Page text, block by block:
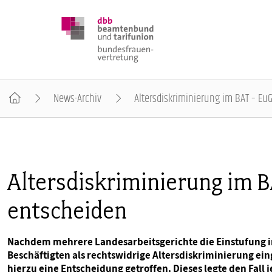
BUNDESTAGSWAHL 2025
POSITIONEN
SCHWERPUNKTTHEMEN
News-Archiv Altersdiskriminierung im BAT –
Altersdiskriminierung im
entscheiden
Nachdem mehrere Landesarbeitsgerichte die Einstufung
Beschäftigten als rechtswidrige Altersdiskriminierung
hierzu eine Entscheidung getroffen. Dieses legte den Fall